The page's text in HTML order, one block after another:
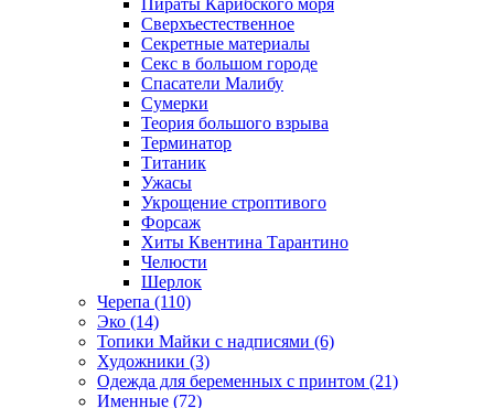
Пираты Карибского моря
Сверхъестественное
Секретные материалы
Секс в большом городе
Спасатели Малибу
Сумерки
Теория большого взрыва
Терминатор
Титаник
Ужасы
Укрощение строптивого
Форсаж
Хиты Квентина Тарантино
Челюсти
Шерлок
Черепа (110)
Эко (14)
Топики Майки с надписями (6)
Художники (3)
Одежда для беременных с принтом (21)
Именные (72)